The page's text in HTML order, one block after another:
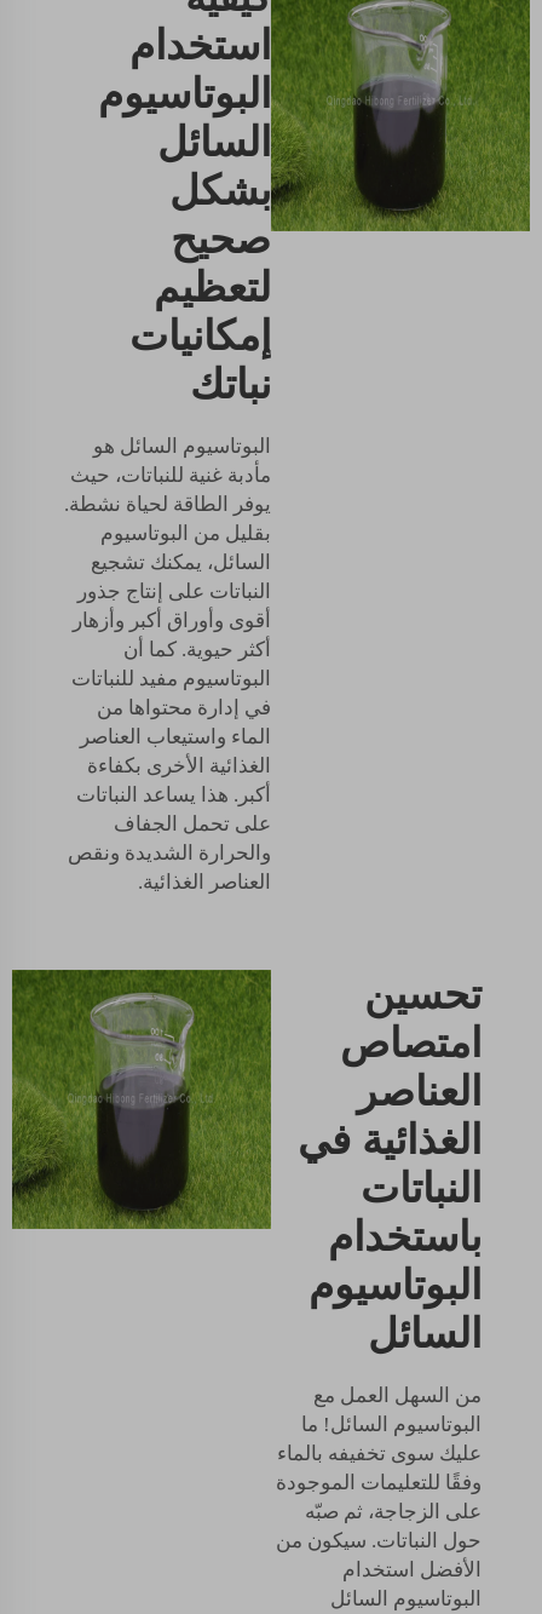
استخدام
البوتاسيوم
السائل
بشكل
صحيح
لتعظيم
إمكانيات
نباتك
البوتاسيوم السائل هو
مأدبة غنية للنباتات، حيث
يوفر الطاقة لحياة نشطة.
بقليل من البوتاسيوم
السائل، يمكنك تشجيع
النباتات على إنتاج جذور
أقوى وأوراق أكبر وأزهار
أكثر حيوية. كما أن
البوتاسيوم مفيد للنباتات
في إدارة محتواها من
الماء واستيعاب العناصر
الغذائية الأخرى بكفاءة
أكبر. هذا يساعد النباتات
على تحمل الجفاف
والحرارة الشديدة ونقص
العناصر الغذائية.
تحسين
امتصاص
العناصر
الغذائية في
النباتات
باستخدام
البوتاسيوم
السائل
من السهل العمل مع
البوتاسيوم السائل! ما
عليك سوى تخفيفه بالماء
وفقًا للتعليمات الموجودة
على الزجاجة، ثم صبّه
حول النباتات. سيكون من
الأفضل استخدام
البوتاسيوم السائل